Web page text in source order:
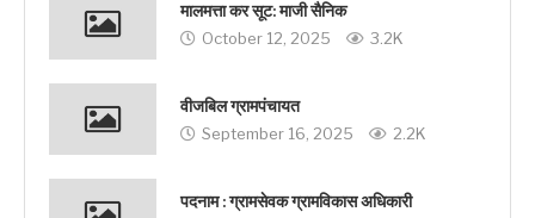
मालमत्ता कर सूट: माजी सैनिक
October 12, 2025 3.2K
वीजबिल ग्रामपंचायत
September 16, 2025 2.2K
पदनाम : ग्रामसेवक ग्रामविकास अधिकारी